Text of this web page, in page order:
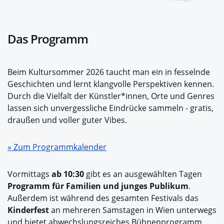
Das Programm
Beim Kultursommer 2026 taucht man ein in fesselnde
Geschichten und lernt klangvolle Perspektiven kennen.
Durch die Vielfalt der Künstler*innen, Orte und Genres
lassen sich unvergessliche Eindrücke sammeln - gratis,
draußen und voller guter Vibes.
» Zum Programmkalender
Vormittags ab 10:30 gibt es an ausgewählten Tagen
Programm für Familien und junges Publikum.
Außerdem ist während des gesamten Festivals das
Kinderfestan mehreren Samstagen in Wien unterwegs